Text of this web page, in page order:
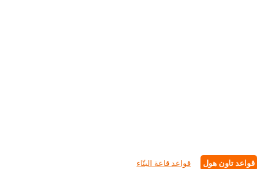
قواعد تاون هول قواعد قاعة البنّاء